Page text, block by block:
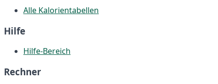
Alle Kalorientabellen
Hilfe
Hilfe-Bereich
Rechner